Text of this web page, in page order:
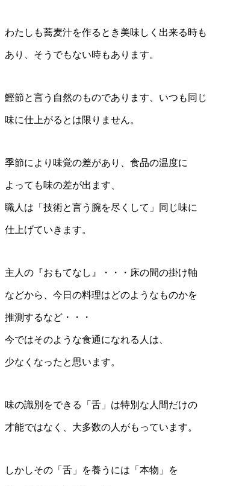
わたしも蕎麦汁を作るとき美味しく出来る時も
あり、そうでもない時もあります。
鰹節と言う自然のものであります、いつも同じ
味に仕上がるとは限りません。
季節により味覚の差があり、食品の温度に
よっても味の差が出ます、
職人は「技術と言う腕を尽くして」同じ味に
仕上げていきます。
主人の『おもてなし』・・・床の間の掛け軸
などから、今日の料理はどのようなものかを
推測するなど・・・
今ではそのような食通になれる人は、
少なくなったと思います。
味の識別をできる「舌」は特別な人間だけの
才能ではなく、大多数の人がもっています。
しかしその「舌」を養うには「本物」を